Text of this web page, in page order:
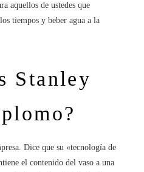
aquellos de ustedes que
tiempos y beber agua a la
Stanley
Dice que su «tecnología de
el contenido del vaso a una